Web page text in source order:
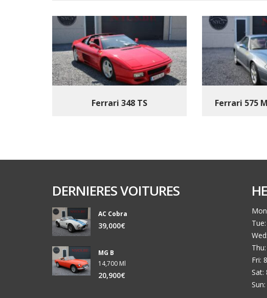
Ferrari 348 TS Ferrari 575
DERNIERES VOITURES
AC Cobra
39,000€
MG B
14,700 Ml
20,900€
Fri:
Sat: